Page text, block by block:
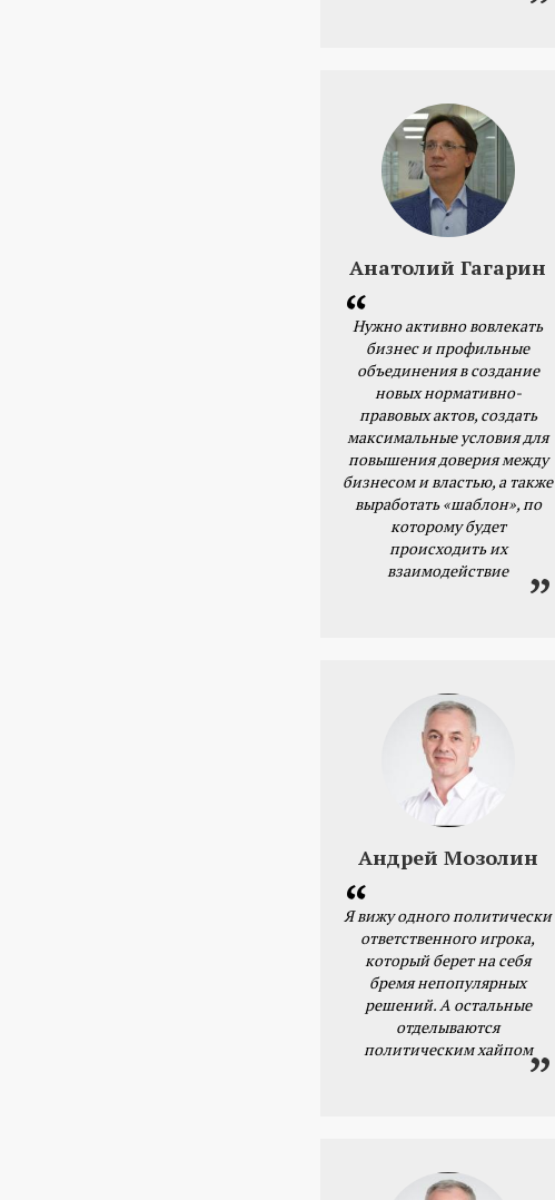
Анатолий Гагарин
Нужно активно вовлекать
бизнес и профильные
объединения в создание
новых нормативно-
правовых актов, создать
максимальные условия для
повышения доверия между
бизнесом и властью, а также
выработать «шаблон», по
которому будет
происходить их
взаимодействие
Андрей Мозолин
Я вижу одного политически
ответственного игрока,
который берет на себя
бремя непопулярных
решений. А остальные
отделываются
политическим хайпом